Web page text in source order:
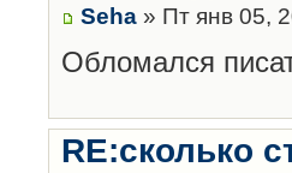
Seha » Пт янв 05,
Обломался
RE:сколько